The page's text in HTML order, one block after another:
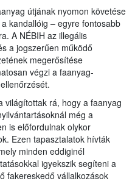
útjának nyomon követése
kandallóig – egyre fontosabb
A NÉBIH az illegális
a jogszerűen működő
megerősítése
végzi a faanyag-
világítottak rá, hogy a faanyag
még a
is előfordulnak olykor
Ezen tapasztalatok hívták
minden eddiginél
igyekszik segíteni a
fakereskedő vállalkozások